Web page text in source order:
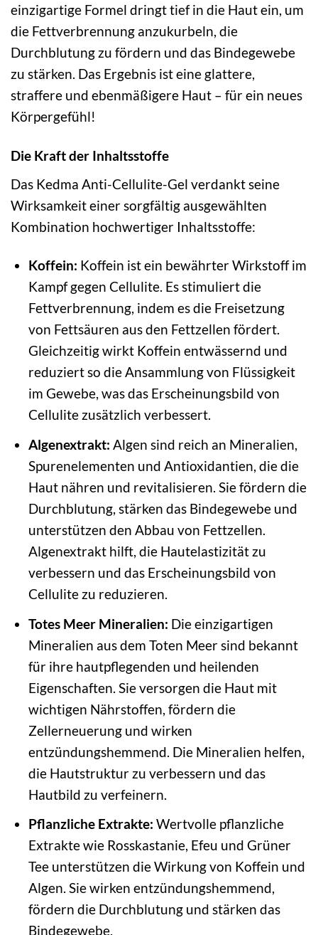
einzigartige Formel dringt tief in die Haut ein, um
die Fettverbrennung anzukurbeln, die
Durchblutung zu fördern und das Bindegewebe
zu stärken. Das Ergebnis ist eine glattere,
straffere und ebenmäßigere Haut – für ein neues
Körpergefühl!
Die Kraft der Inhaltsstoffe
Das Kedma Anti-Cellulite-Gel verdankt seine
Wirksamkeit einer sorgfältig ausgewählten
Kombination hochwertiger Inhaltsstoffe:
Koffein: Koffein ist ein bewährter Wirkstoff im
Kampf gegen Cellulite. Es stimuliert die
Fettverbrennung, indem es die Freisetzung
von Fettsäuren aus den Fettzellen fördert.
Gleichzeitig wirkt Koffein entwässernd und
reduziert so die Ansammlung von Flüssigkeit
im Gewebe, was das Erscheinungsbild von
Cellulite zusätzlich verbessert.
Algenextrakt: Algen sind reich an Mineralien,
Spurenelementen und Antioxidantien, die die
Haut nähren und revitalisieren. Sie fördern die
Durchblutung, stärken das Bindegewebe und
unterstützen den Abbau von Fettzellen.
Algenextrakt hilft, die Hautelastizität zu
verbessern und das Erscheinungsbild von
Cellulite zu reduzieren.
Totes Meer Mineralien: Die einzigartigen
Mineralien aus dem Toten Meer sind bekannt
für ihre hautpflegenden und heilenden
Eigenschaften. Sie versorgen die Haut mit
wichtigen Nährstoffen, fördern die
Zellerneuerung und wirken
entzündungshemmend. Die Mineralien helfen,
die Hautstruktur zu verbessern und das
Hautbild zu verfeinern.
Pflanzliche Extrakte: Wertvolle pflanzliche
Extrakte wie Rosskastanie, Efeu und Grüner
Tee unterstützen die Wirkung von Koffein und
Algen. Sie wirken entzündungshemmend,
fördern die Durchblutung und stärken das
Bindegewebe.